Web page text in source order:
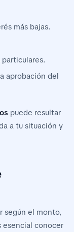
más bajas.
aprobación del
puede resultar
a tu situación y
según el monto,
esencial conocer